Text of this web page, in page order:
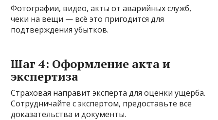
Фотографии, видео, акты от аварийных служб,
чеки на вещи — всё это пригодится для
подтверждения убытков.
Шаг 4: Оформление акта и
экспертиза
Страховая направит эксперта для оценки ущерба.
Сотрудничайте с экспертом, предоставьте все
доказательства и документы.